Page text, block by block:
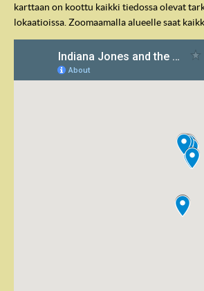
karttaan on koottu kaikki tiedossa olevat
lokaatioissa. Zoomaamalla alueelle saat